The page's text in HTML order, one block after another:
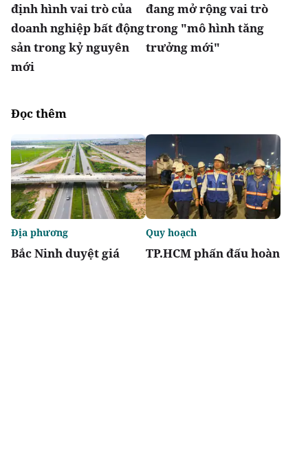
định hình vai trò của
doanh nghiệp bất động
sản trong kỷ nguyên
mới
đang mở rộng vai trò
trong "mô hình tăng
trưởng mới"
Đọc thêm
Bắc Ninh duyệt giá
Địa phương
TP.HCM phấn đấu hoàn
Quy hoạch